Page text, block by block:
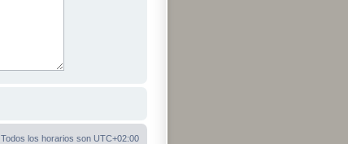
Todos los horarios son UTC+02:00